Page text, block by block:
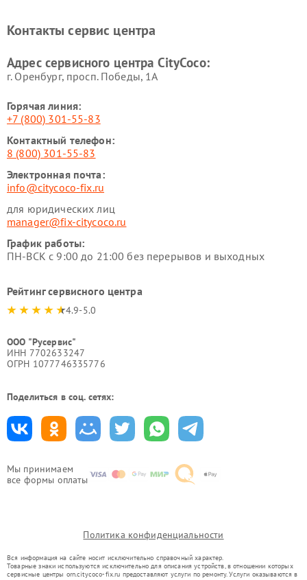
Мы принимаем
все формы оплаты
Контакты сервис центра
Адрес сервисного центра CityCoco:
г. Оренбург, просп. Победы, 1А
Горячая линия:
+7 (800) 301-55-83
Контактный телефон:
8 (800) 301-55-83
Электронная почта:
info@citycoco-fix.ru
для юридических лиц
manager@fix-citycoco.ru
График работы:
ПН-ВСК с 9:00 до 21:00 без перерывов и выходных
Рейтинг сервисного центра
4.9-5.0
ООО "Русервис"
ИНН 7702633247
ОГРН 1077746335776
Поделиться в соц. сетях:
Политика конфиденциальности
Вся информация на сайте носит исключительно справочный характер.
Товарные знаки используются исключительно для описания устройств, в отношении которых
сервисные центры orn.citycoco-fix.ru предоставляют услуги по ремонту. Услуги оказываются в